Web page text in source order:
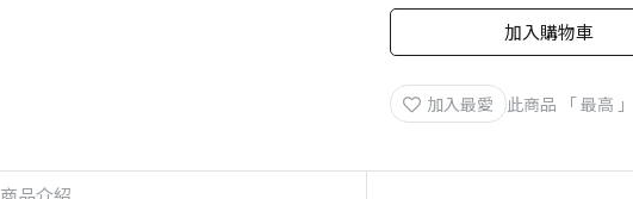
加入購物車
加入最愛 此商品 「 最高